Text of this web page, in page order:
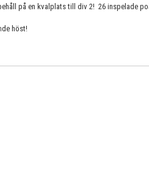
på en kvalplats till div 2! 26 inspelade
höst!